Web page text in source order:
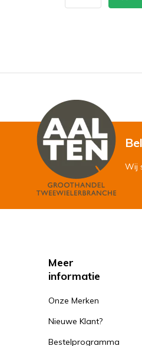
Wij
Meer
informatie
Onze Merken
Nieuwe Klant?
Bestelprogramma